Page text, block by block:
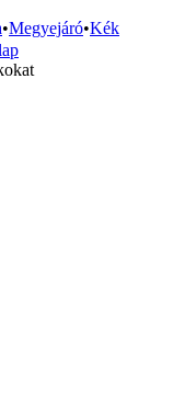
•Megyejáró•Kék